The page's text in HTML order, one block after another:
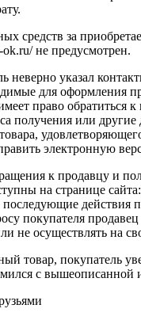
средств за
ok.ru/ не предусмотрен.
неверно указал
для оформления
право обратиться
получения или
электронную
к продавцу и
на странице
последующие действия
покупателя
не осуществлять на
товар, покупатель
с вышеописанной